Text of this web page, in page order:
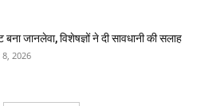
बना जानलेवा, विशेषज्ञों ने दी सावधानी की सलाह
2026